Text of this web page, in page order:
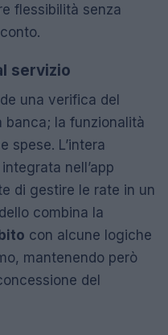
flessibilità senza
servizio
una verifica del
banca; la funzionalità
spese. L’intera
nell’app
di gestire le rate in un
combina la
con alcune logiche
mantenendo però
del